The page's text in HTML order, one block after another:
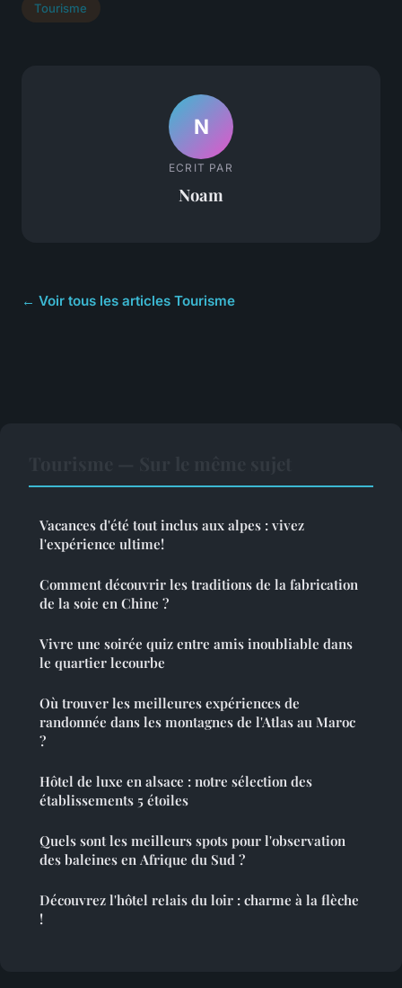
Tourisme
N
ECRIT PAR
Noam
← Voir tous les articles Tourisme
Vacances d'été tout inclus aux alpes : vivez
l'expérience ultime!
Comment découvrir les traditions de la fabrication
de la soie en Chine ?
Vivre une soirée quiz entre amis inoubliable dans
le quartier lecourbe
Où trouver les meilleures expériences de
randonnée dans les montagnes de l'Atlas au Maroc
?
Hôtel de luxe en alsace : notre sélection des
établissements 5 étoiles
Quels sont les meilleurs spots pour l'observation
des baleines en Afrique du Sud ?
Découvrez l'hôtel relais du loir : charme à la flèche
!